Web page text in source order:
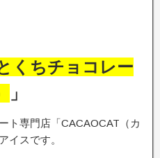
くちチョコレー
」
ト専門店「CACAOCAT（カ
イスです。